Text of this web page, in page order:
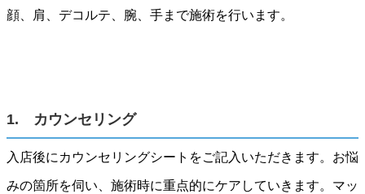
顔、肩、デコルテ、腕、手まで施術を行います。
1. カウンセリング
入店後にカウンセリングシートをご記入いただきます。お悩
みの箇所を伺い、施術時に重点的にケアしていきます。マッ